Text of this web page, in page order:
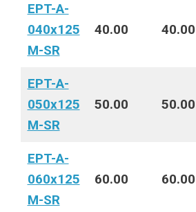
EPT-A-
040x125
M-SR
40.00 40.00
EPT-A-
050x125
M-SR
50.00 50.00
EPT-A-
060x125
M-SR
60.00 60.00